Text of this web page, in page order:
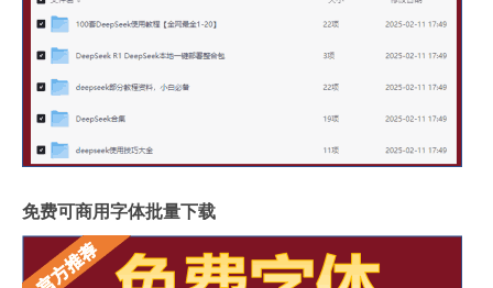
免费可商用字体批量下载